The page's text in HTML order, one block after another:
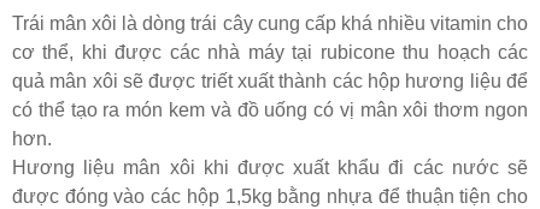
Trái mân xôi là dòng trái cây cung cấp khá nhiều vitamin cho
cơ thể, khi được các nhà máy tại rubicone thu hoạch các
quả mân xôi sẽ được triết xuất thành các hộp hương liệu để
có thể tạo ra món kem và đồ uống có vị mân xôi thơm ngon
hơn.
Hương liệu mân xôi khi được xuất khẩu đi các nước sẽ
được đóng vào các hộp 1,5kg bằng nhựa để thuận tiện cho